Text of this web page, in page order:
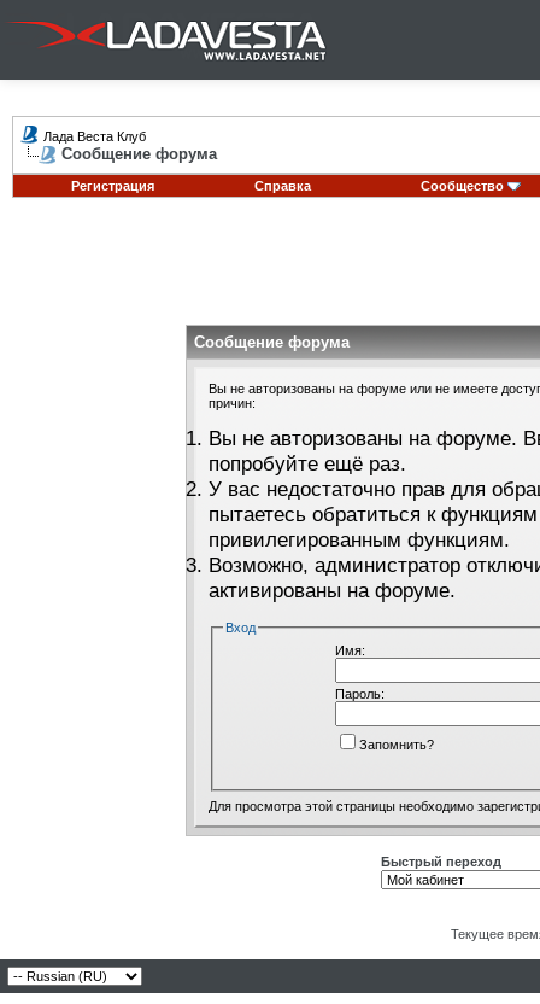
Лада Веста Клуб
Сообщение форума
Регистрация Справка Сообщество
Сообщение форума
Вы не авторизованы на форуме или не имеете
причин:
Вы не авторизованы на форуме.
попробуйте ещё раз.
У вас недостаточно прав для
пытаетесь обратиться к
привилегированным функциям.
Возможно, администратор
активированы на форуме.
Вход
Имя:
Пароль:
Запомнить?
Для просмотра этой страницы необходимо
Быстрый переход
Текущее